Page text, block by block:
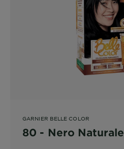
GARNIER BELLE COLOR
80 - Nero Naturale